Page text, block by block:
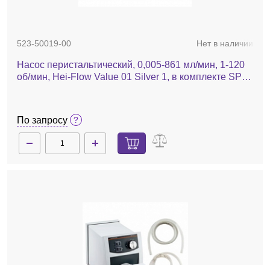
523-50019-00 Нет в наличии
Насос перистальтический, 0,005-861 мл/мин, 1-120
об/мин, Hei-Flow Value 01 Silver 1, в комплекте SP
По запросу